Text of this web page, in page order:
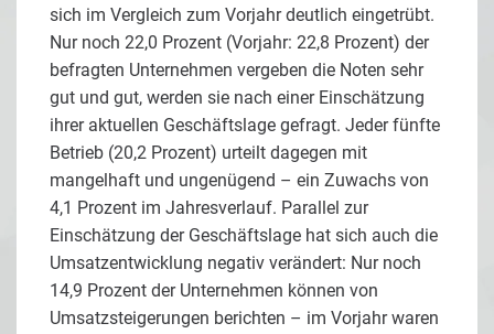
sich im Vergleich zum Vorjahr deutlich eingetrübt.
Nur noch 22,0 Prozent (Vorjahr: 22,8 Prozent) der
befragten Unternehmen vergeben die Noten sehr
gut und gut, werden sie nach einer Einschätzung
ihrer aktuellen Geschäftslage gefragt. Jeder fünfte
Betrieb (20,2 Prozent) urteilt dagegen mit
mangelhaft und ungenügend – ein Zuwachs von
4,1 Prozent im Jahresverlauf. Parallel zur
Einschätzung der Geschäftslage hat sich auch die
Umsatzentwicklung negativ verändert: Nur noch
14,9 Prozent der Unternehmen können von
Umsatzsteigerungen berichten – im Vorjahr waren